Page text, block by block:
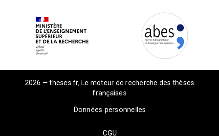
2026 — theses.fr, Le moteur de recherche des thèses
françaises
Données personnelles
CGU